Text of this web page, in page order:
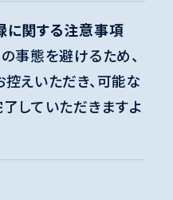
関する注意事項
事態を避けるため、
えいただき、可能な
していただきますよ